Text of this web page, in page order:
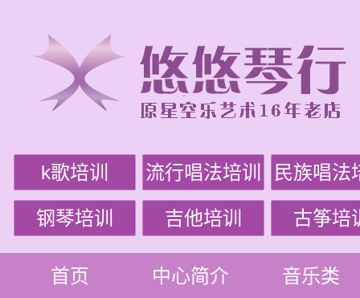
k歌培训 流行唱法培训 民族唱法
钢琴培训 吉他培训 古筝培
首页 中心简介 音乐类